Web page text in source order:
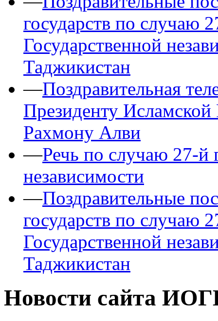
государств по случаю
Государственной
Таджикистан
—Поздравительная
Президенту
Рахмону Алви
—Речь по случаю 27-й
независимости
—Поздравительные
государств по случаю
Государственной
Таджикистан
Новости сайта